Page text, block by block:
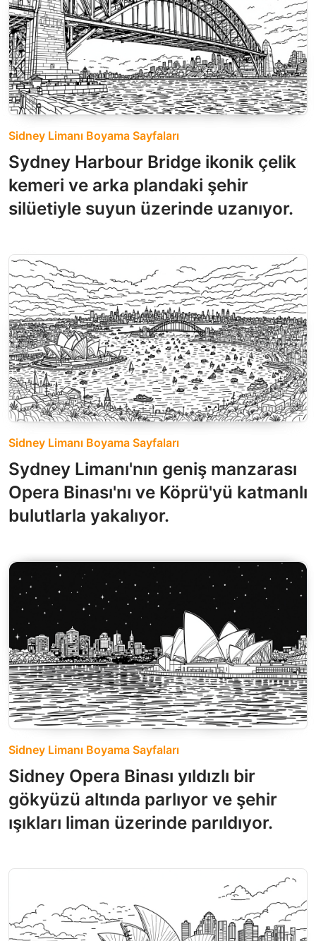
Sidney Limanı Boyama Sayfaları
Sydney Harbour Bridge ikonik çelik
kemeri ve arka plandaki şehir
silüetiyle suyun üzerinde uzanıyor.
Sidney Limanı Boyama Sayfaları
Sydney Limanı'nın geniş manzarası
Opera Binası'nı ve Köprü'yü katmanlı
bulutlarla yakalıyor.
Sidney Limanı Boyama Sayfaları
Sidney Opera Binası yıldızlı bir
gökyüzü altında parlıyor ve şehir
ışıkları liman üzerinde parıldıyor.